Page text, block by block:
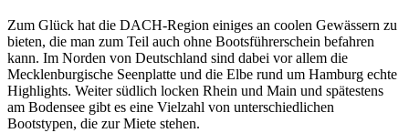
Zum Glück hat die DACH-Region einiges an coolen Gewässern zu
bieten, die man zum Teil auch ohne Bootsführerschein befahren
kann. Im Norden von Deutschland sind dabei vor allem die
Mecklenburgische Seenplatte und die Elbe rund um Hamburg echte
Highlights. Weiter südlich locken Rhein und Main und spätestens
am Bodensee gibt es eine Vielzahl von unterschiedlichen
Bootstypen, die zur Miete stehen.